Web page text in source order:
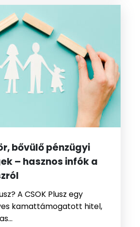
bővülő pénzügyi
– hasznos infók a
A CSOK Plusz egy
kamattámogatott hitel,